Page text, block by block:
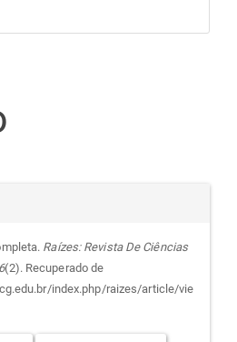
Raízes: Revista De Ciências
(2). Recuperado de
index.php/raizes/article/vie